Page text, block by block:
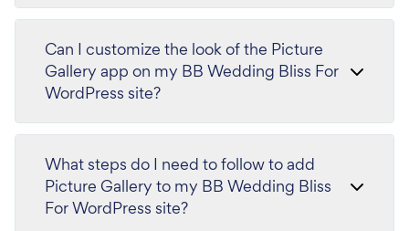
Can I customize the look of the Picture
Gallery app on my BB Wedding Bliss For
WordPress site?
What steps do I need to follow to add
Picture Gallery to my BB Wedding Bliss
For WordPress site?